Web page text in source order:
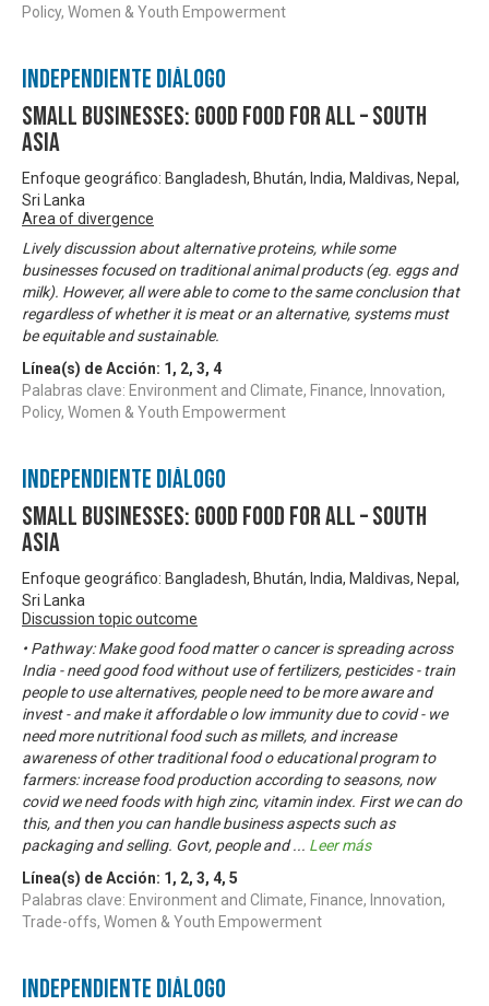
Policy, Women & Youth Empowerment
Independiente Diálogo
Small Businesses: Good Food for All – South
Asia
Enfoque geográfico: Bangladesh, Bhután, India, Maldivas, Nepal,
Sri Lanka
Area of divergence
Lively discussion about alternative proteins, while some
businesses focused on traditional animal products (eg. eggs and
milk). However, all were able to come to the same conclusion that
regardless of whether it is meat or an alternative, systems must
be equitable and sustainable.
Línea(s) de Acción: 1 , 2, 3, 4
Palabras clave: Environment and Climate, Finance, Innovation,
Policy, Women & Youth Empowerment
Independiente Diálogo
Small Businesses: Good Food for All – South
Asia
Enfoque geográfico: Bangladesh, Bhután, India, Maldivas, Nepal,
Sri Lanka
Discussion topic outcome
• Pathway: Make good food matter o cancer is spreading across
India - need good food without use of fertilizers, pesticides - train
people to use alternatives, people need to be more aware and
invest - and make it affordable o low immunity due to covid - we
need more nutritional food such as millets, and increase
awareness of other traditional food o educational program to
farmers: increase food production according to seasons, now
covid we need foods with high zinc, vitamin index. First we can do
this, and then you can handle business aspects such as
packaging and selling. Govt, people and... Leer más
Línea(s) de Acción: 1 , 2, 3, 4, 5
Palabras clave: Environment and Climate, Finance, Innovation,
Trade-offs, Women & Youth Empowerment
Independiente Diálogo